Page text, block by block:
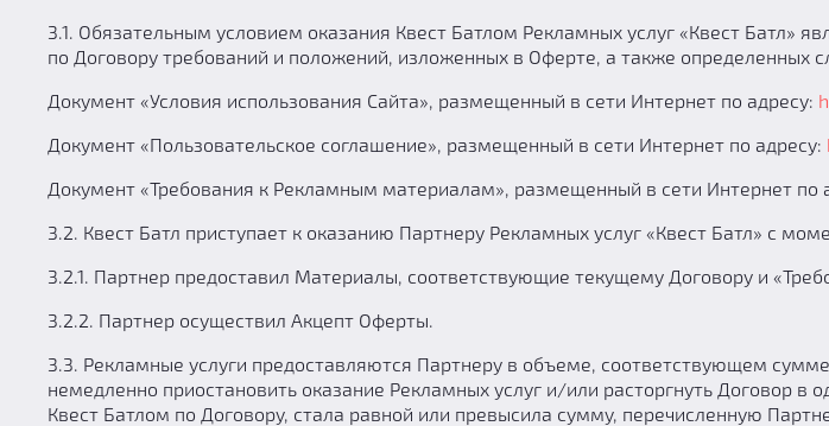
3.1. Обязательным условием оказания Квест Батлом Рекламных услуг «Квест Батл»
по Договору требований и положений, изложенных в Оферте, а также определенных
Документ «Условия использования Сайта», размещенный в сети Интернет по адресу:
Документ «Пользовательское соглашение», размещенный в сети Интернет по адресу:
Документ «Требования к Рекламным материалам», размещенный в сети Интернет по
3.2. Квест Батл приступает к оказанию Партнеру Рекламных услуг «Квест Батл» с
3.2.1. Партнер предоставил Материалы, соответствующие текущему Договору и
3.2.2. Партнер осуществил Акцепт Оферты.
3.3. Рекламные услуги предоставляются Партнеру в объеме, соответствующем
немедленно приостановить оказание Рекламных услуг и/или расторгнуть Договор в
Квест Батлом по Договору, стала равной или превысила сумму, перечисленную